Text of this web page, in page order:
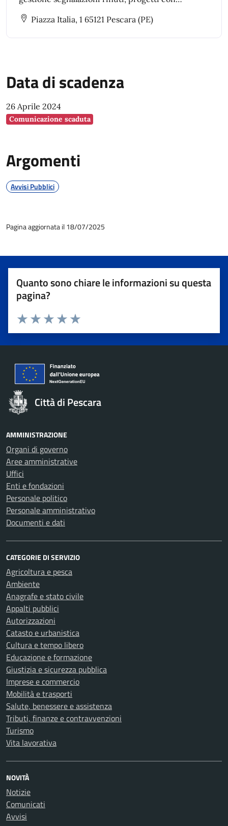
associazioni, e procedure tecnico-amministrative
per appalti di lavori, servizi e forniture.
Piazza Italia, 1 65121 Pescara (PE)
Data di scadenza
26 Aprile 2024
Comunicazione scaduta
Argomenti
Avvisi Pubblici
Pagina aggiornata il 18/07/2025
Quanto sono chiare le informazioni su questa
pagina?
Valuta 5 stelle su 5
Valuta 4 stelle su 5
Valuta 3 stelle su 5
Valuta 2 stelle su 5
Valuta 1 stelle su 5
Città di Pescara
AMMINISTRAZIONE
Organi di governo
Aree amministrative
Uffici
Enti e fondazioni
Personale politico
Personale amministrativo
Documenti e dati
CATEGORIE DI SERVIZIO
Agricoltura e pesca
Ambiente
Anagrafe e stato civile
Appalti pubblici
Autorizzazioni
Catasto e urbanistica
Cultura e tempo libero
Educazione e formazione
Giustizia e sicurezza pubblica
Imprese e commercio
Mobilità e trasporti
Salute, benessere e assistenza
Tributi, finanze e contravvenzioni
Turismo
Vita lavorativa
NOVITÀ
Notizie
Comunicati
Avvisi